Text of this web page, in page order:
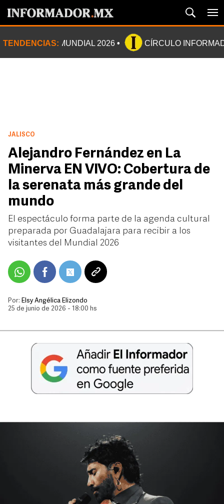
TENDENCIAS: MUNDIAL 2026 CÍRCULO
JALISCO
Alejandro Fernández en La
Minerva EN VIVO: Cobertura de
la serenata más grande del
mundo
El espectáculo forma parte de la agenda cultural
preparada por Guadalajara para recibir a los
visitantes del Mundial 2026
Por: Elsy Angélica Elizondo
25 de junio de 2026 - 18:00 hs